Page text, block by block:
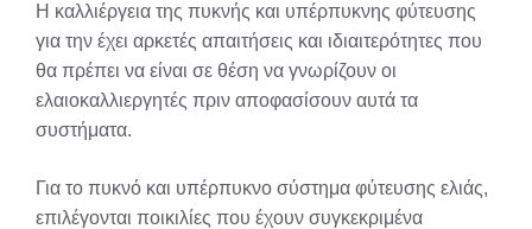
Η καλλιέργεια της πυκνής και υπέρπυκνης φύτευσης
για την έχει αρκετές απαιτήσεις και ιδιαιτερότητες που
θα πρέπει να είναι σε θέση να γνωρίζουν οι
ελαιοκαλλιεργητές πριν αποφασίσουν αυτά τα
συστήματα.
Για το πυκνό και υπέρπυκνο σύστημα φύτευσης ελιάς,
επιλέγονται ποικιλίες που έχουν συγκεκριμένα